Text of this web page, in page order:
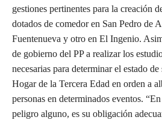
gestiones pertinentes para la creación
dotados de comedor en San Pedro de
Fuentenueva y otro en El Ingenio.
de gobierno del PP a realizar los
necesarias para determinar el estado
Hogar de la Tercera Edad en orden a
personas en determinados eventos.
peligro alguno, es su obligación